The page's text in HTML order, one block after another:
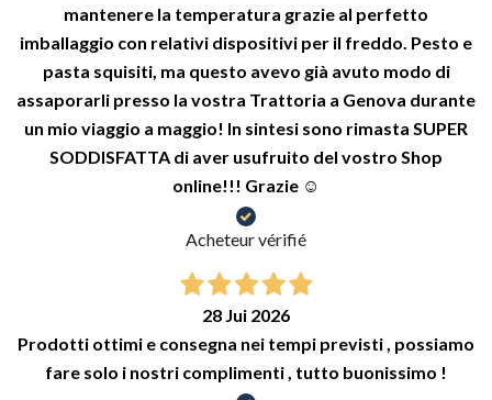
mantenere la temperatura grazie al perfetto
imballaggio con relativi dispositivi per il freddo. Pesto e
pasta squisiti, ma questo avevo già avuto modo di
assaporarli presso la vostra Trattoria a Genova durante
un mio viaggio a maggio! In sintesi sono rimasta SUPER
SODDISFATTA di aver usufruito del vostro Shop
online!!! Grazie ☺️
Acheteur vérifié
28 Jui 2026
Prodotti ottimi e consegna nei tempi previsti , possiamo
fare solo i nostri complimenti , tutto buonissimo !